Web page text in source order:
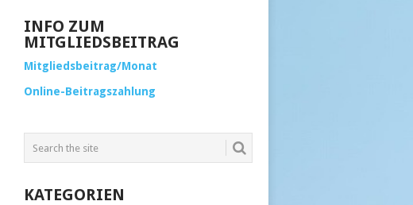
INFO ZUM
MITGLIEDSBEITRAG
Mitgliedsbeitrag/Monat
Online-Beitragszahlung
KATEGORIEN